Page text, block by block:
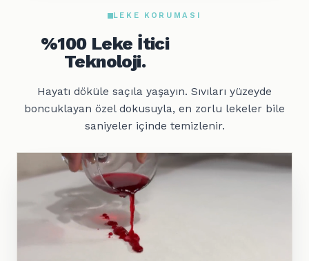
LEKE KORUMASI
%100 Leke İtici
Teknoloji.
Hayatı döküle saçıla yaşayın. Sıvıları yüzeyde
boncuklayan özel dokusuyla, en zorlu lekeler bile
saniyeler içinde temizlenir.